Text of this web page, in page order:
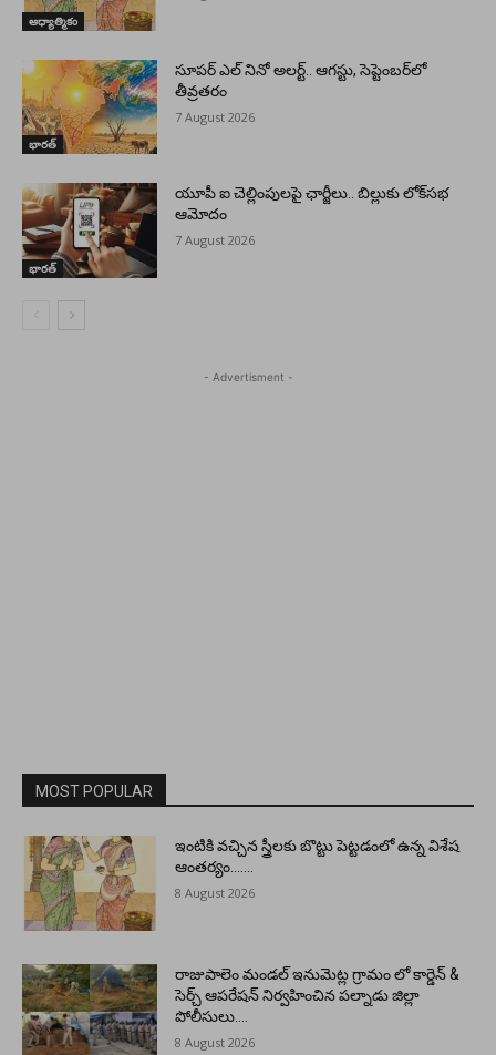
ఆధ్యాత్మికం
భారత్
సూపర్ ఎల్ నినో అలర్ట్.. ఆగస్టు, సెప్టెంబర్‌లో
తీవ్రతరం
7 August 2026
భారత్
యూపీ ఐ చెల్లింపులపై ఛార్జీలు.. బిల్లుకు లోక్‌సభ
ఆమోదం
7 August 2026
- Advertisment -
MOST POPULAR
ఇంటికి వచ్చిన స్త్రీలకు బొట్టు పెట్టడంలో ఉన్న విశేష
ఆంతర్యం…….
8 August 2026
రాజుపాలెం మండల్ ఇనుమెట్ల గ్రామం లో కార్డెన్ &
సెర్చ్ ఆపరేషన్ నిర్వహించిన పల్నాడు జిల్లా
పోలీసులు….
8 August 2026